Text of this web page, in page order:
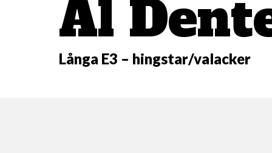
Al
Långa E3 – hingstar/valacker